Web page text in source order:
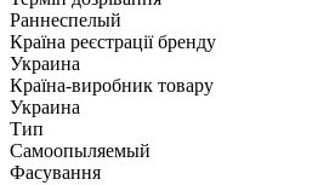
Раннеспелый
Країна реєстрації бренду
Украина
Країна-виробник товару
Украина
Тип
Самоопыляемый
Фасування